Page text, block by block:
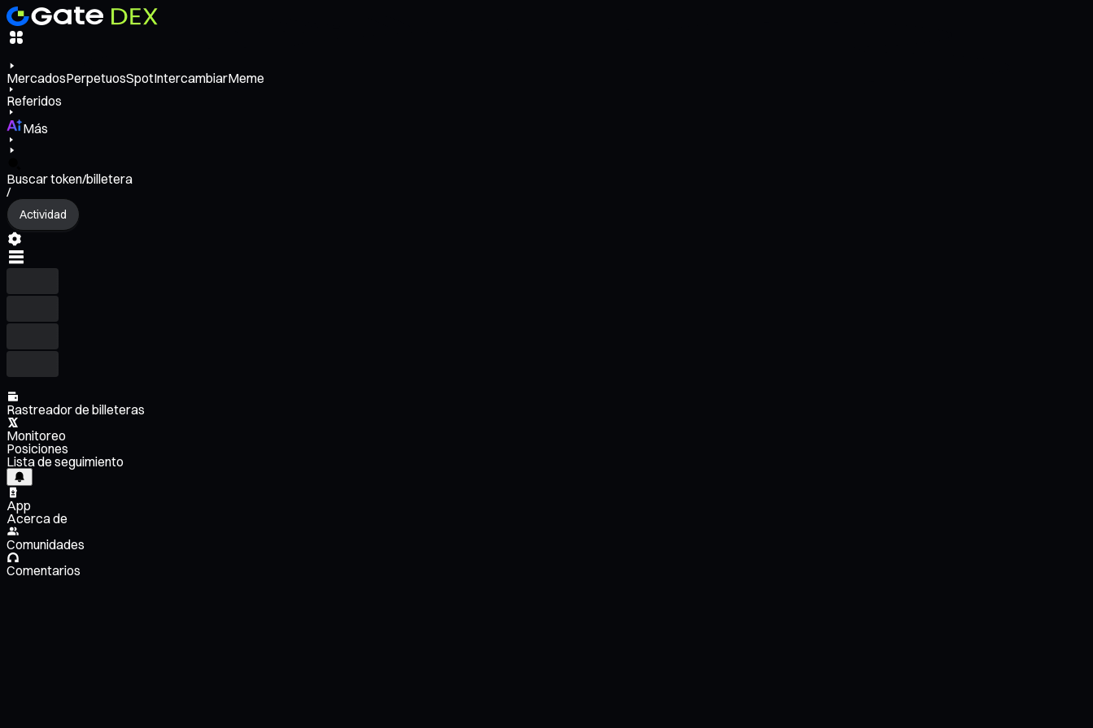
MercadosPerpetuosSpotIntercambiarMeme
Referidos
Más
Buscar token/billetera
/
Actividad
Rastreador de billeteras
Monitoreo
Posiciones
Lista de seguimiento
App
Acerca de
Comunidades
Comentarios